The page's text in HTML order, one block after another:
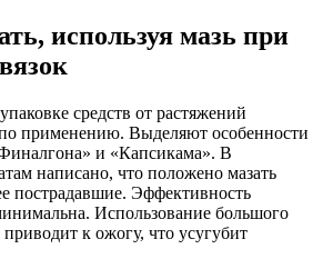
используя мазь при
средств от растяжений
применению. Выделяют особенности
и «Капсикама». В
написано, что положено мазать
пострадавшие. Эффективность
Использование большого
приводит к ожогу, что усугубит